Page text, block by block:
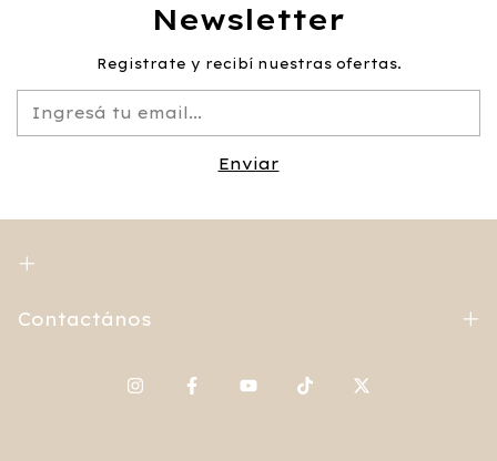
Newsletter
Registrate y recibí nuestras ofertas.
Contactános